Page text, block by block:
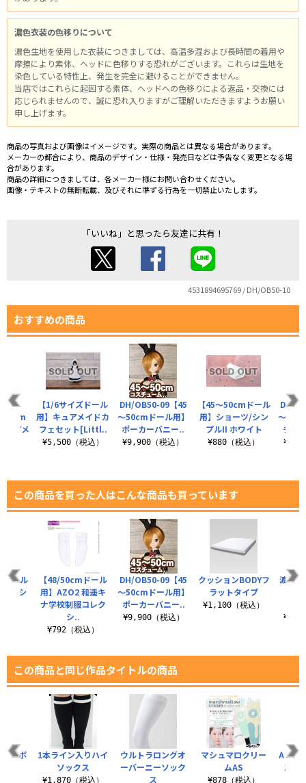
濃色衣装の色移りについて
濃色生地を使用した衣装につきましては、高温多湿および長時間の着用や
摩擦により素体、ヘッドに色移りする恐れがございます。これらは生地を
染色している特性上、発生を完全に避けることができません。
当店ではこれらに起因する素体、ヘッドへの色移りによる返品・交換には
応じられませんので、誠に恐れ入りますがご理解いただきますようお願い
申し上げます。
商品の写真および画像はイメージです。実際の商品とは異なる場合があります。
メーカーの都合により、商品のデザイン・仕様・発売日などは予告なく変更となる場
合があります。
商品の詳細につきましては、各メーカー様にお問い合わせください。
画像・テキストの無断転載、及びそれに準ずる行為を一切禁止いたします。
「いいね」と思ったら友達に共有！
4531894695769 / DH/OB50-10
おすすめの商品
DH/OB50-09【45
～50cmドール用】
ポーカーバニー..
¥9,900（税込）
【45～50cmドール
用】ショーツ/シン
プルII ホワイト
¥880（税込）
DH/
～
チェ
50cm
ュアメ
【1/6サイズドール
用】キュアメイドカ
フェセット[Littl..
¥5,500（税込）
この商品を買った人はこんな商品も買っています
DH/OB50-09【45
～50cmドール用】
ポーカーバニー..
¥9,900（税込）
クッションBODYフ
ラットタイプ
¥1,100（税込）
渡辺
ドール
ンシ
【48/50cmドール
用】AZO2 和遥キ
ナ学校制服コレク
シ..
¥792（税込）
この商品と同じ作品タイトルの商品
ウルトラロングオ
ーバーニーソック
ス
マシュマロクリー
ムAS
¥878（税込）
Aライ
エ リ
ン ボ
1本ライン入りハイ
ソックス
¥1,870（税込）